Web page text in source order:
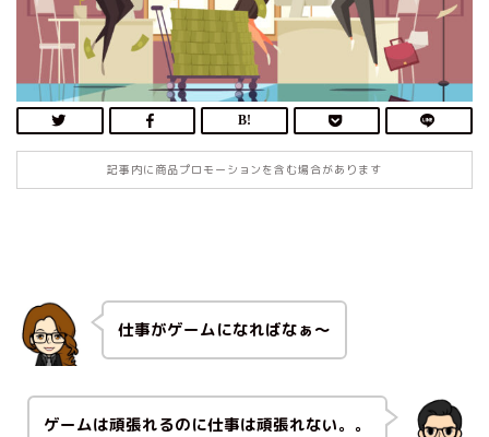
記事内に商品プロモーションを含む場合があります
仕事がゲームになればなぁ〜
ゲームは頑張れるのに仕事は頑張れない。。